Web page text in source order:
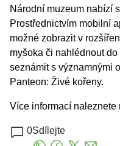
Národní muzeum nabízí
Prostřednictvím mobilní
možné zobrazit v
myšoka či nahlédnout
seznámit s významnými
Panteon: Živé kořeny.
Více informací naleznete
0Sdílejte